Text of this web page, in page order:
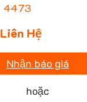
4473
Liên Hệ
Nhận báo giá
hoặc